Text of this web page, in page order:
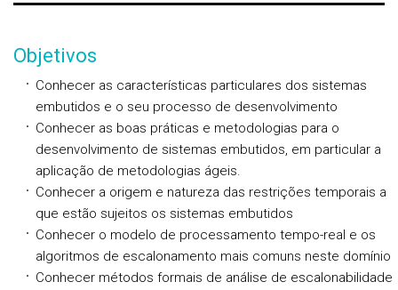
Objetivos
Conhecer as características particulares dos sistemas
embutidos e o seu processo de desenvolvimento
Conhecer as boas práticas e metodologias para o
desenvolvimento de sistemas embutidos, em particular a
aplicação de metodologias ágeis.
Conhecer a origem e natureza das restrições temporais a
que estão sujeitos os sistemas embutidos
Conhecer o modelo de processamento tempo-real e os
algoritmos de escalonamento mais comuns neste domínio
Conhecer métodos formais de análise de escalonabilidade